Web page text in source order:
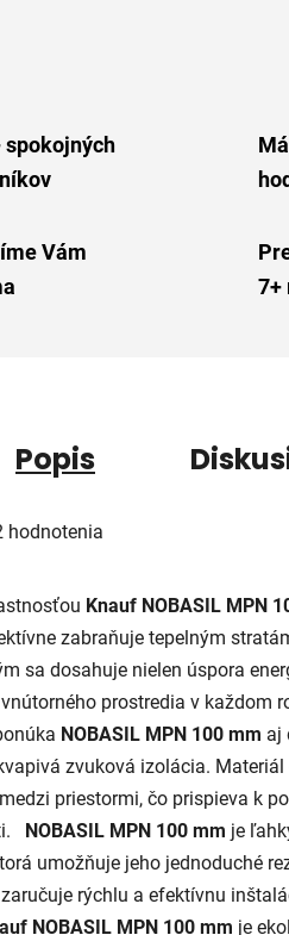
spokojných
Vám
7+
Popis
hodnotenia
Knauf NOBASIL MPN
zabraňuje tepelným
sa dosahuje nielen úspora
prostredia v každom
NOBASIL MPN 100 mm aj
zvuková izolácia.
priestormi, čo prispieva k
NOBASIL MPN 100 mm je
umožňuje jeho jednoduché
rýchlu a efektívnu
NOBASIL MPN 100 mm je